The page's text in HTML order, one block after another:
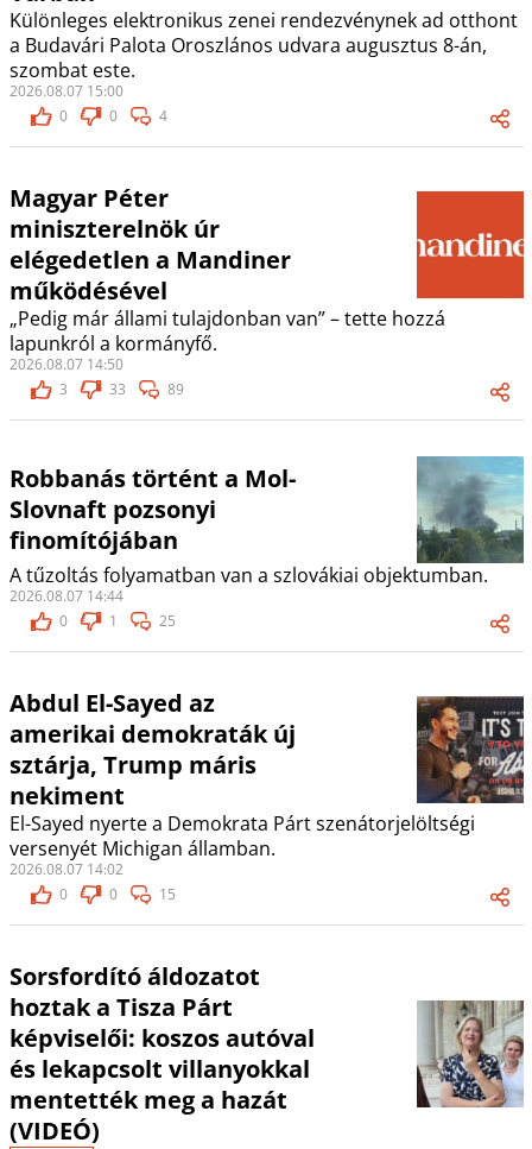
Különleges elektronikus zenei rendezvénynek ad otthont
a Budavári Palota Oroszlános udvara augusztus 8-án,
szombat este.
2026.08.07 15:00
0
0 4
Magyar Péter
miniszterelnök úr
elégedetlen a Mandiner
működésével
„Pedig már állami tulajdonban van” – tette hozzá
lapunkról a kormányfő.
2026.08.07 14:50
3
33 89
Robbanás történt a Mol-
Slovnaft pozsonyi
finomítójában
A tűzoltás folyamatban van a szlovákiai objektumban.
2026.08.07 14:44
0
1 25
Abdul El-Sayed az
amerikai demokraták új
sztárja, Trump máris
nekiment
El-Sayed nyerte a Demokrata Párt szenátorjelöltségi
versenyét Michigan államban.
2026.08.07 14:02
0
0 15
Sorsfordító áldozatot
hoztak a Tisza Párt
képviselői: koszos autóval
és lekapcsolt villanyokkal
mentették meg a hazát
(VIDEÓ)